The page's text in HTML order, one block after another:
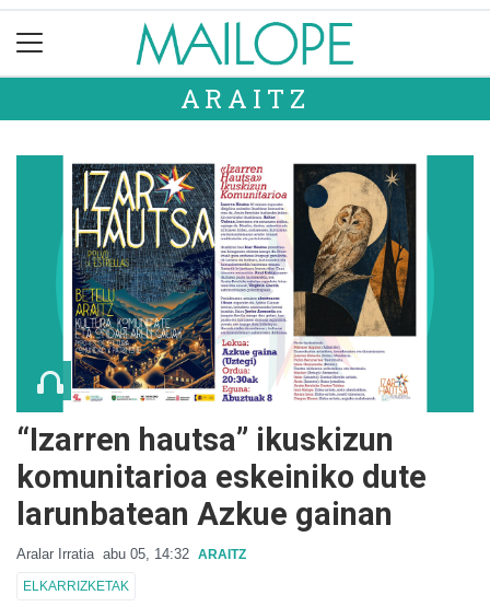
ARAITZ
“Izarren hautsa” ikuskizun
komunitarioa eskeiniko dute
larunbatean Azkue gainan
Aralar Irratia abu 05, 14:32 ARAITZ
ELKARRIZKETAK